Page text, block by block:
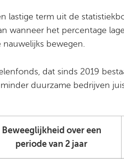
lastige term uit de
wanneer het percentage
bewegen.
dat sinds 2019
duurzame bedrijven
Beweeglijkheid over een
periode van 2 jaar